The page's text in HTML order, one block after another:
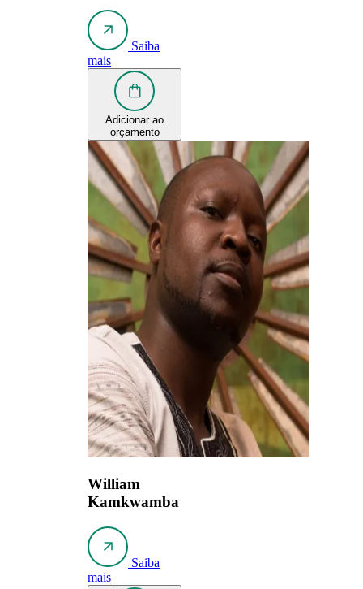
Saiba
mais
Adicionar ao
orçamento
William
Kamkwamba
Saiba
mais